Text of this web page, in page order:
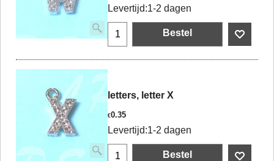
Levertijd:1-2 dagen
Bestel
letters, letter X
€0.35
Levertijd:1-2 dagen
Bestel